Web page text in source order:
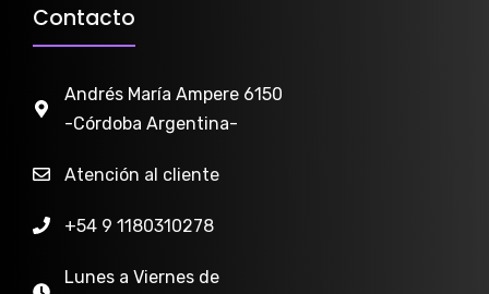
Contacto
Andrés María Ampere 6150
-Córdoba Argentina-
Atención al cliente
+54 9 1180310278
Lunes a Viernes de